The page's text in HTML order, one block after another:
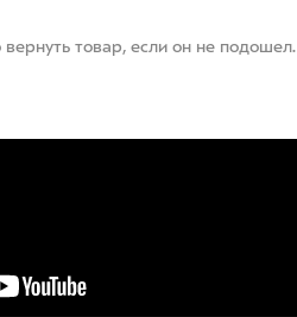
товар, если он не подошел.